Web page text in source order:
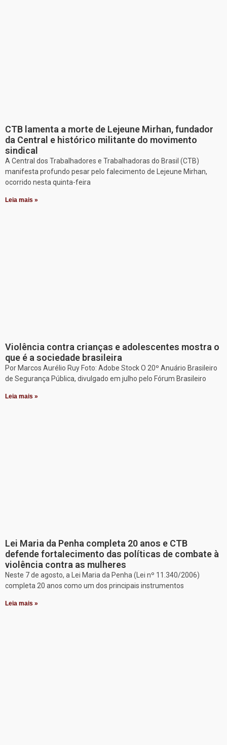
CTB lamenta a morte de Lejeune Mirhan, fundador
da Central e histórico militante do movimento
sindical
A Central dos Trabalhadores e Trabalhadoras do Brasil (CTB)
manifesta profundo pesar pelo falecimento de Lejeune Mirhan,
ocorrido nesta quinta-feira
Leia mais »
Violência contra crianças e adolescentes mostra o
que é a sociedade brasileira
Por Marcos Aurélio Ruy Foto: Adobe Stock O 20º Anuário Brasileiro
de Segurança Pública, divulgado em julho pelo Fórum Brasileiro
Leia mais »
Lei Maria da Penha completa 20 anos e CTB
defende fortalecimento das políticas de combate à
violência contra as mulheres
Neste 7 de agosto, a Lei Maria da Penha (Lei nº 11.340/2006)
completa 20 anos como um dos principais instrumentos
Leia mais »